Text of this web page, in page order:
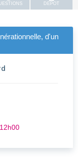
DEPOT
d'un